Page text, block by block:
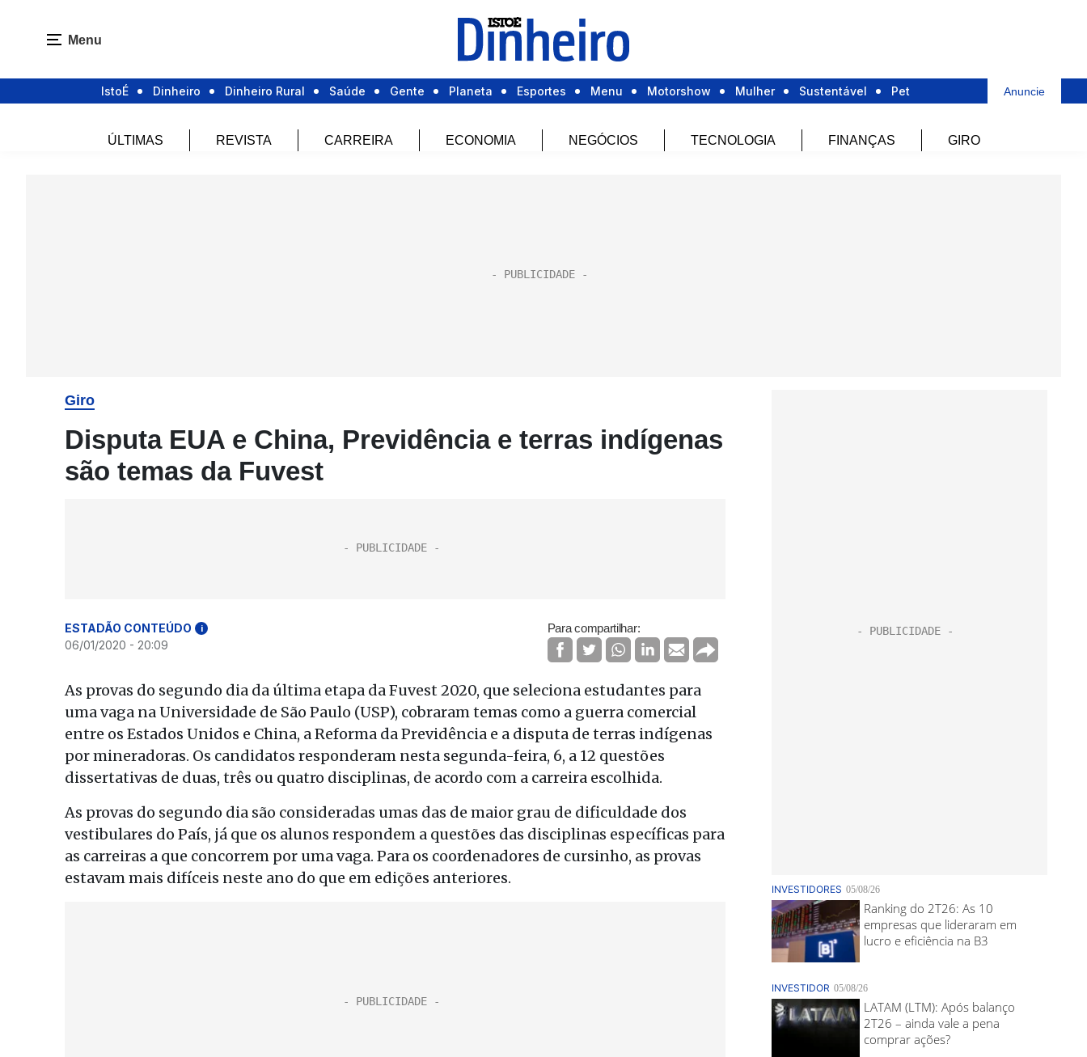
Menu
IstoÉ Dinheiro Dinheiro Rural Saúde Gente Planeta Esportes Menu Motorshow Mulher Sustentável Pet Anuncie
ÚLTIMAS REVISTA CARREIRA ECONOMIA NEGÓCIOS TECNOLOGIA FINANÇAS GIRO
Giro
Disputa EUA e China, Previdência e terras indígenas
são temas da Fuvest
ESTADÃO CONTEÚDO i
06/01/2020 - 20:09
Para compartilhar:
As provas do segundo dia da última etapa da Fuvest 2020, que seleciona estudantes para
uma vaga na Universidade de São Paulo (USP), cobraram temas como a guerra comercial
entre os Estados Unidos e China, a Reforma da Previdência e a disputa de terras indígenas
por mineradoras. Os candidatos responderam nesta segunda-feira, 6, a 12 questões
dissertativas de duas, três ou quatro disciplinas, de acordo com a carreira escolhida.
As provas do segundo dia são consideradas umas das de maior grau de dificuldade dos
vestibulares do País, já que os alunos respondem a questões das disciplinas específicas para
as carreiras a que concorrem por uma vaga. Para os coordenadores de cursinho, as provas
estavam mais difíceis neste ano do que em edições anteriores.